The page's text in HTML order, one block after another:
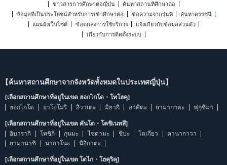
ข่าวสารการศึกษาต่อญี่ปุ่น
ค้นหาสถานที่ศึกษาต่อ
ข้อมูลที่เป็นประโยชน์สำหรับการเข้าศึกษาต่อ
ข้อความจากรุ่นพี่
ค้นหาดรรชนี
แผนผังเว็บไซต์
ข้อตกลงการใช้บริการ
แจ้งเกี่ยวกับข้อมูลส่วนตัว
เกี่ยวกับการติดตั้งระบบ
【ค้นหาสถานศึกษาจากจังหวัดทั้งหมดในประเทศญี่ปุ่น】
[เลือกสถานศึกษาที่อยู่ในเขต ฮอกไกโด・โทโฮคุ]
ฮอกไกโด
อาโอโมริ อิวาเตะ มิยากิ อาคิตะ ยามากาตะ ฟุกุชิมา
[เลือกสถานศึกษาที่อยู่ในเขต คันโต・โคชิเนทสึ]
อิบารากิ
โทชิกิ กุนมะ ไซตามะ ชิบะ โตเกียว
คานากาวา
ยามานาชิ
นากาโนะ นิอิกาตะ
[เลือกสถานศึกษาที่อยู่ในเขต โตไก・โฮคุริคุ]